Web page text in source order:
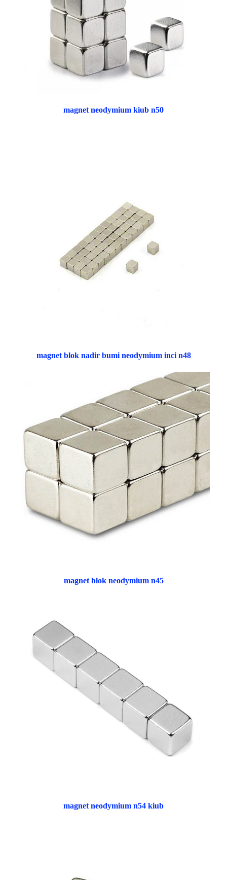
magnet neodymium kiub n50
magnet blok nadir bumi neodymium inci n48
magnet blok neodymium n45
magnet neodymium n54 kiub